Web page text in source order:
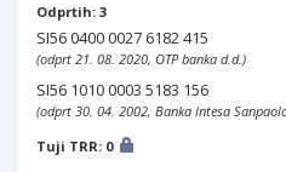
Odprtih: 3
SI56 0400 0027 6182 415
(odprt 21. 08. 2020, OTP banka d.d.)
SI56 1010 0003 5183 156
(odprt 30. 04. 2002, Banka Intesa
Tuji TRR: 0